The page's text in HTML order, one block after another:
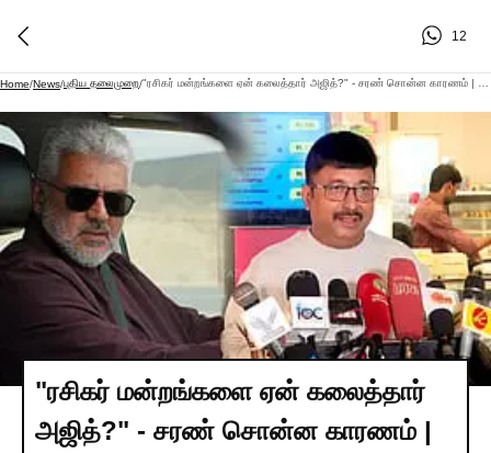
12
Home/News/புதிய தலைமுறை/
"ரசிகர் மன்றங்களை ஏன் கலைத்தார்
அஜித்?" - சரண் சொன்ன காரணம் |